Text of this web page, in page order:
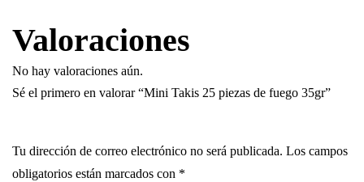
Valoraciones
No hay valoraciones aún.
Sé el primero en valorar “Mini Takis 25 piezas de fuego 35gr”
Tu dirección de correo electrónico no será publicada. Los campos
obligatorios están marcados con *